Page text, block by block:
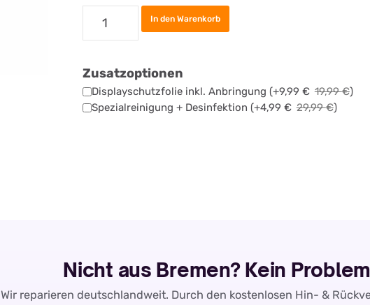
Samsung
Galaxy
Akku
Tauschen
In den Warenkorb
Zusatzoptionen
Displayschutzfolie inkl. Anbringung (+9,99 € 19,99€)
Spezialreinigung + Desinfektion (+4,99 € 29,99€)
Nicht aus Bremen? Kein
Wir reparieren deutschlandweit. Durch den kostenlosen Hin- &